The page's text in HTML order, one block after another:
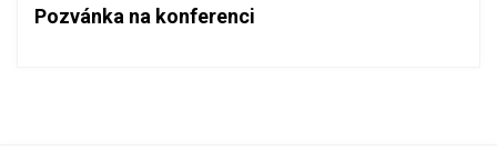
Pozvánka na konferenci